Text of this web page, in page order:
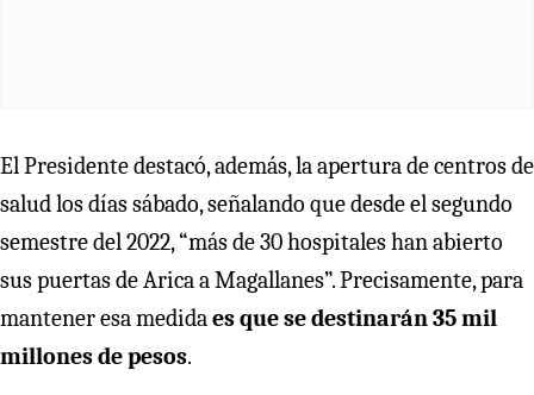
El Presidente destacó, además, la apertura de centros de
salud los días sábado, señalando que desde el segundo
semestre del 2022, “más de 30 hospitales han abierto
sus puertas de Arica a Magallanes”. Precisamente, para
mantener esa medidaes que se destinarán 35 mil
millones de pesos.